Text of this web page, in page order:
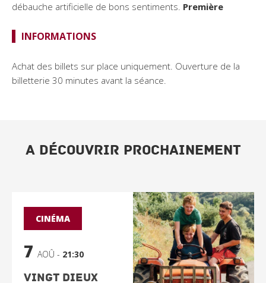
débauche artificielle de bons sentiments. Première
INFORMATIONS
Achat des billets sur place uniquement. Ouverture de la
billetterie 30 minutes avant la séance.
A DÉCOUVRIR PROCHAINEMENT
CINÉMA
7 AOÛ - 21:30
Vingt Dieux